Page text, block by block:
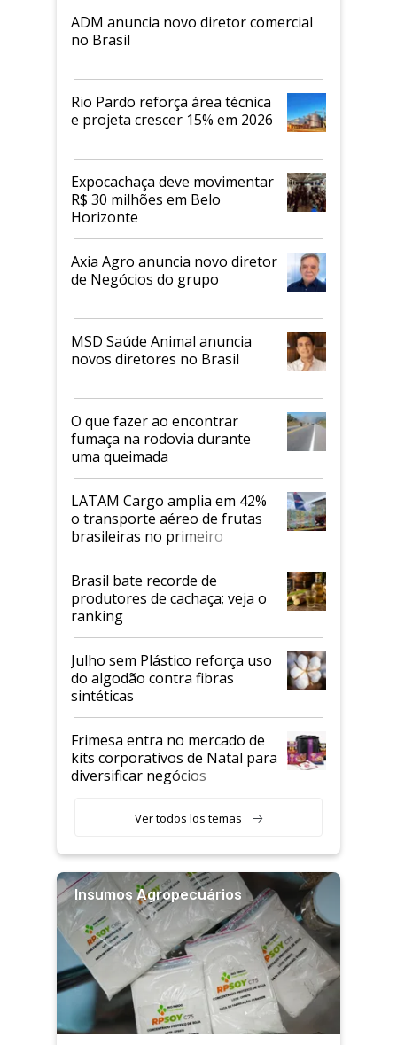
ADM anuncia novo diretor comercial
no Brasil
Rio Pardo reforça área técnica
e projeta crescer 15% em 2026
Expocachaça deve movimentar
R$ 30 milhões em Belo
Horizonte
Axia Agro anuncia novo diretor
de Negócios do grupo
MSD Saúde Animal anuncia
novos diretores no Brasil
O que fazer ao encontrar
fumaça na rodovia durante
uma queimada
LATAM Cargo amplia em 42%
o transporte aéreo de frutas
brasileiras no primeiro
semestre
Brasil bate recorde de
produtores de cachaça; veja o
ranking
Julho sem Plástico reforça uso
do algodão contra fibras
sintéticas
Frimesa entra no mercado de
kits corporativos de Natal para
diversificar negócios
Ver todos los temas
Insumos Agropecuários